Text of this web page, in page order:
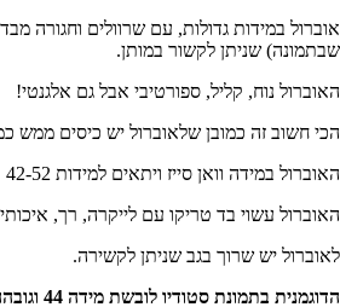
אוברול במידות גדולות, עם שרוולים וחגורה
שבתמונה) שניתן לקשור במותן.
האוברול נוח, קליל, ספורטיבי אבל גם אלגנטי!
הכי חשוב זה כמובן שלאוברול יש כיסים ממש
האוברול במידה וואן סייז ויתאים למידות 42-52
האוברול עשוי בד טריקו עם לייקרה, רך, איכותי
לאוברול יש שרוך בגב שניתן לקשירה.
הדוגמנית בתמונת סטודיו לובשת מידה 44 וגובהה 1.60 מ׳